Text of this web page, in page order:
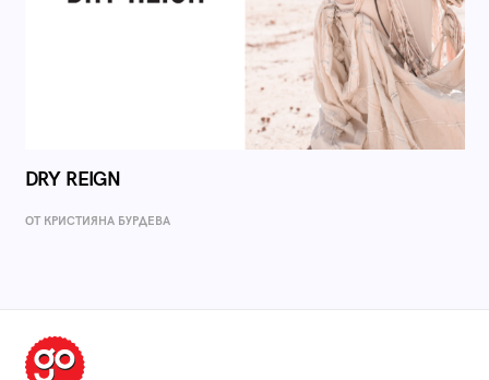
DRY REIGN
ОТ КРИСТИЯНА БУРДЕВА